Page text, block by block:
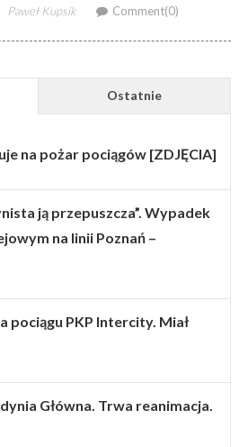
Author
Paweł Kupsik Comment(0)
Ostatnie
na pożar pociągów [ZDJĘCIA]
ją przepuszcza”. Wypadek
na linii Poznań –
pociągu PKP Intercity. Miał
Główna. Trwa reanimacja.